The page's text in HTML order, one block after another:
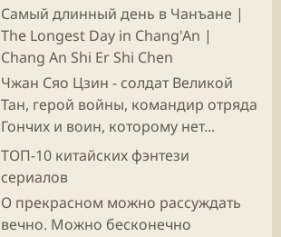
Самый длинный день в Чанъане |
The Longest Day in Chang'An |
Chang An Shi Er Shi Chen
Чжан Сяо Цзин - солдат Великой
Тан, герой войны, командир отряда
Гончих и воин, которому нет...
ТОП-10 китайских фэнтези
сериалов
О прекрасном можно рассуждать
вечно. Можно бесконечно